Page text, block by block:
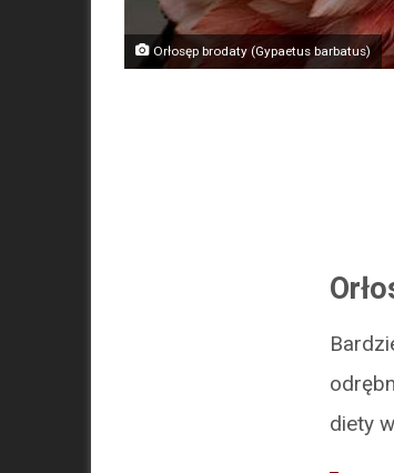
Orłosęp brodaty (Gypaetus barbatus)
diety